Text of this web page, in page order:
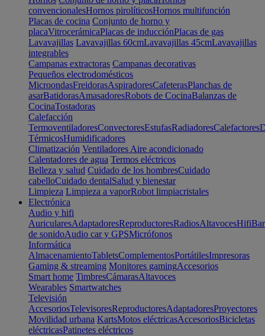
convencionalesHornos pirolíticosHornos multifunción
Placas de cocina Conjunto de horno y
placaVitrocerámicaPlacas de inducciónPlacas de gas
Lavavajillas Lavavajillas 60cmLavavajillas 45cmLavavajillas
integrables
Campanas extractoras Campanas decorativas
Pequeños electrodomésticos
MicroondasFreidorasAspiradoresCafeterasPlanchas de
asarBatidorasAmasadoresRobots de CocinaBalanzas de
CocinaTostadoras
Calefacción
TermoventiladoresConvectoresEstufasRadiadoresCalefactores
TérmicosHumidificadores
Climatización Ventiladores Aire acondicionado
Calentadores de agua Termos eléctricos
Belleza y salud Cuidado de los hombresCuidado
cabelloCuidado dentalSalud y bienestar
Limpieza Limpieza a vaporRobot limpiacristales
Electrónica
Audio y hifi
AuricularesAdaptadoresReproductoresRadiosAltavocesHifi
de sonidoAudio car y GPSMicrófonos
Informática
AlmacenamientoTabletsComplementosPortátilesImpresoras
Gaming & streaming Monitores gamingAccesorios
Smart home TimbresCámarasAltavoces
Wearables Smartwatches
Televisión
AccesoriosTelevisoresReproductoresAdaptadoresProyectores
Movilidad urbana KartsMotos eléctricasAccesoriosBicicletas
eléctricasPatinetes eléctricos